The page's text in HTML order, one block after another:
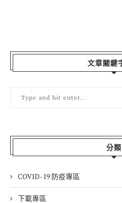
文章關鍵
分類
COVID-19 防疫專區
下載專區